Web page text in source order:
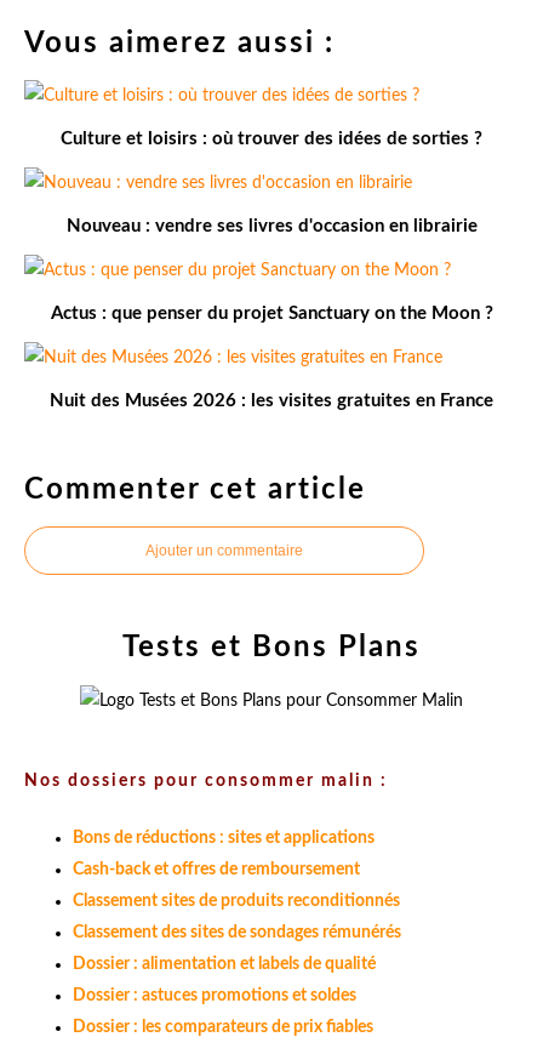
Vous aimerez aussi :
Culture et loisirs : où trouver des idées de sorties ?
Nouveau : vendre ses livres d'occasion en librairie
Actus : que penser du projet Sanctuary on the Moon ?
Nuit des Musées 2026 : les visites gratuites en France
Commenter cet article
Ajouter un commentaire
Tests et Bons Plans
Nos dossiers pour consommer malin :
Bons de réductions : sites et applications
Cash-back et offres de remboursement
Classement sites de produits reconditionnés
Classement des sites de sondages rémunérés
Dossier : alimentation et labels de qualité
Dossier : astuces promotions et soldes
Dossier : les comparateurs de prix fiables